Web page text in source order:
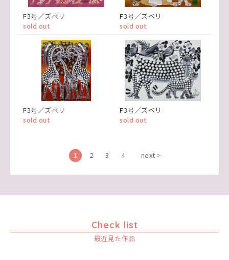
F3号／ズベリ
sold out
F3号／ズベリ
sold out
F3号／ズベリ
sold out
F3号／ズベリ
sold out
1 2 3 4 next >
Check list
最近見た作品